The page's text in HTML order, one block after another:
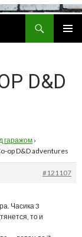
D&D
гаражом ›
op D&D adventures
#121107
Часика 3
то и